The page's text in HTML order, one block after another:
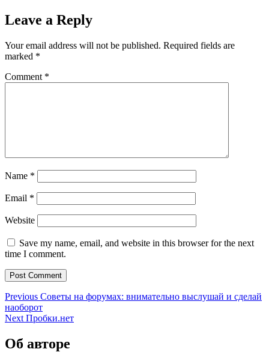
Leave a Reply
Your email address will not be published. Required fields are
marked *
Comment *
Name *
Email *
Website
Save my name, email, and website in this browser for the next
time I comment.
Post
navigation
Previous Previous
post:
Советы на форумах: внимательно выслушай и сделай
наоборот
Next Next
Пробки.нет
Об авторе